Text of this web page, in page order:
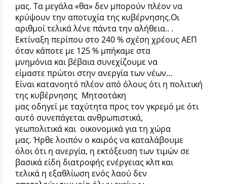
μας. Tα μεγάλα «θα» δεν μπορούν πλέον να
κρύψουν την αποτυχία της κυβέρνησης.Οι
αριθμοί τελικά λένε πάντα την αλήθεια.. .
Εκτίναξη περίπου στο 240 % σχέση χρέους ΑΕΠ
όταν κάποτε με 125 % μπήκαμε στα
μνημόνια και βέβαια συνεχίζουμε να
είμαστε πρώτοι στην ανεργία των νέων…
Είναι κατανοητό πλέον από όλους ότι η πολιτική
της κυβέρνησης Μητσοτάκη
μας οδηγεί με ταχύτητα προς τον γκρεμό με ότι
αυτό συνεπάγεται ανθρωπιστικά,
γεωπολιτικά και οικονομικά για τη χώρα
μας. Ήρθε λοιπόν ο καιρός να καταλάβουμε
όλοι ότι η ανεργία, η εκτόξευση των τιμών σε
βασικά είδη διατροφής ενέργειας κλπ και
τελικά η εξαθλίωση ενός λαού δεν